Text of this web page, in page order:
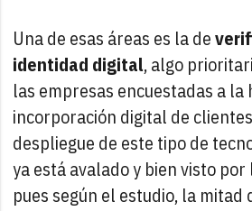
Una de esas áreas es la de
identidad digital, algo
las empresas encuestadas a
incorporación digital de
despliegue de este tipo de
ya está avalado y bien visto
pues según el estudio, la